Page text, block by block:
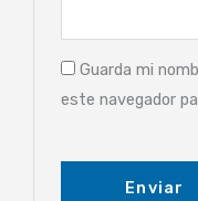
Guarda mi
este navegador